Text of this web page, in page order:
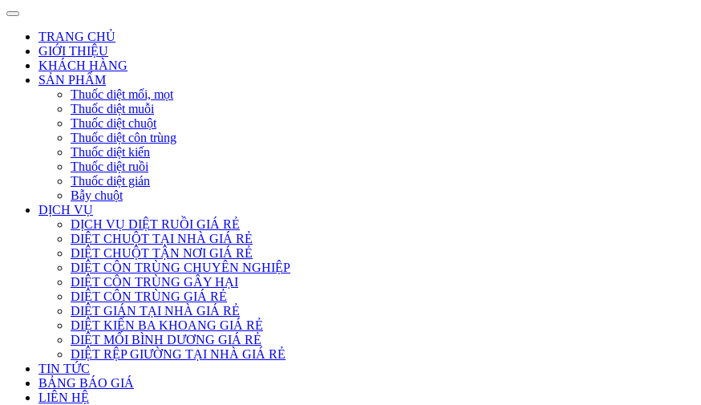
TRANG CHỦ
GIỚI THIỆU
KHÁCH HÀNG
SẢN PHẨM
Thuốc diệt mối, mọt
Thuốc diệt muỗi
Thuốc diệt chuột
Thuốc diệt côn trùng
Thuốc diệt kiến
Thuốc diệt ruồi
Thuốc diệt gián
Bẫy chuột
DỊCH VỤ
DỊCH VỤ DIỆT RUỒI GIÁ RẺ
DIỆT CHUỘT TẠI NHÀ GIÁ RẺ
DIỆT CHUỘT TẬN NƠI GIÁ RẺ
DIỆT CÔN TRÙNG CHUYÊN NGHIỆP
DIỆT CÔN TRÙNG GÂY HẠI
DIỆT CÔN TRÙNG GIÁ RẺ
DIỆT GIÁN TẠI NHÀ GIÁ RẺ
DIỆT KIẾN BA KHOANG GIÁ RẺ
DIỆT MỐI BÌNH DƯƠNG GIÁ RẺ
DIỆT RỆP GIƯỜNG TẠI NHÀ GIÁ RẺ
TIN TỨC
BẢNG BÁO GIÁ
LIÊN HỆ